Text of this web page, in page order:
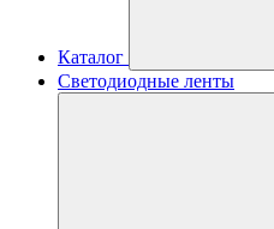
Каталог
Светодиодные ленты